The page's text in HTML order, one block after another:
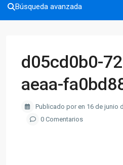
Búsqueda avanzada
d05cd0b0-
aeaa-
Publicado por en 16 de junio
0 Comentarios